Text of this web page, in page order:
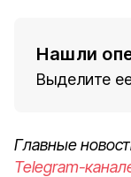
Нашли
Выделите
Главные
Telegram-